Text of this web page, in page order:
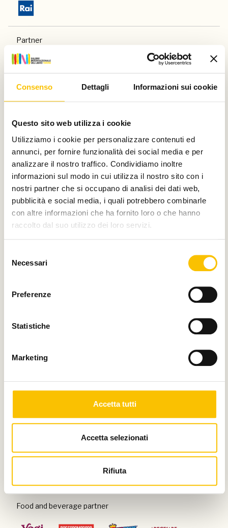
Consenso Dettagli Informazioni sui cookie
Questo sito web utilizza i cookie
Utilizziamo i cookie per personalizzare contenuti ed
annunci, per fornire funzionalità dei social media e per
analizzare il nostro traffico. Condividiamo inoltre
informazioni sul modo in cui utilizza il nostro sito con i
nostri partner che si occupano di analisi dei dati web,
pubblicità e social media, i quali potrebbero combinarle
con altre informazioni che ha fornito loro o che hanno
raccolto dal suo utilizzo dei loro servizi.
delNecessari
Preferenze
Statistiche
Marketing
Accetta tutti
Accetta selezionati
Rifiuta
Partner
Con il contributo di
Charity partner
Paese ospite d'onore
Con il patrocinio di
Food and beverage partner